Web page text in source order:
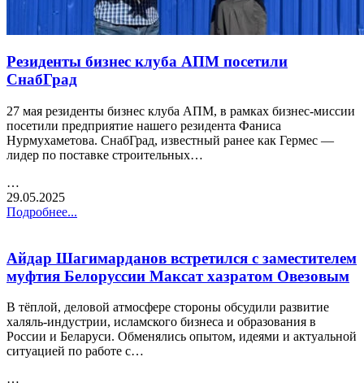
Резиденты бизнес клуба АПМ посетили
СнабГрад
27 мая резиденты бизнес клуба АПМ, в рамках бизнес-миссии
посетили предприятие нашего резидента Фаниса
Нурмухаметова. СнабГрад, известный ранее как Гермес —
лидер по поставке строительных…
…
29.05.2025
Подробнее...
Айдар Шагимарданов встретился с заместителем
муфтия Белоруссии Максат хазратом Овезовым
В тёплой, деловой атмосфере стороны обсудили развитие
халяль-индустрии, исламского бизнеса и образования в
России и Беларуси. Обменялись опытом, идеями и актуальной
ситуацией по работе с…
…